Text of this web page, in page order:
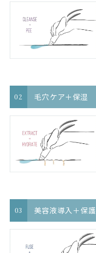
02 毛穴ケア＋保湿
03 美容液導入＋保護